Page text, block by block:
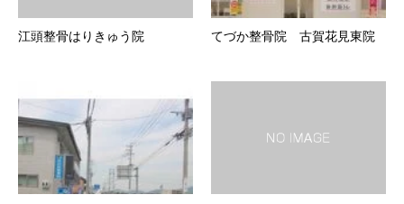
江頭整骨はりきゅう院 てづか整骨院 古賀花見東院